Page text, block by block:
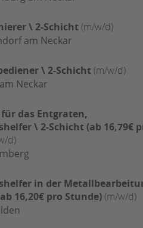
\ 2-Schicht (m/w/d)
am Neckar
\ 2-Schicht (m/w/d)
Neckar
das Entgraten,
\ 2-Schicht (ab 16,79€
d)
in der
16,20€ pro Stunde)(m/w/d)